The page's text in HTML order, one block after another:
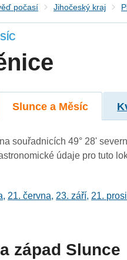
počasí Jihočeský kraj
Slunce a Měsíc
souřadnicích 49° 28'
údaje pro tuto
, 21. června, 23. září, 21.
západ Slunce